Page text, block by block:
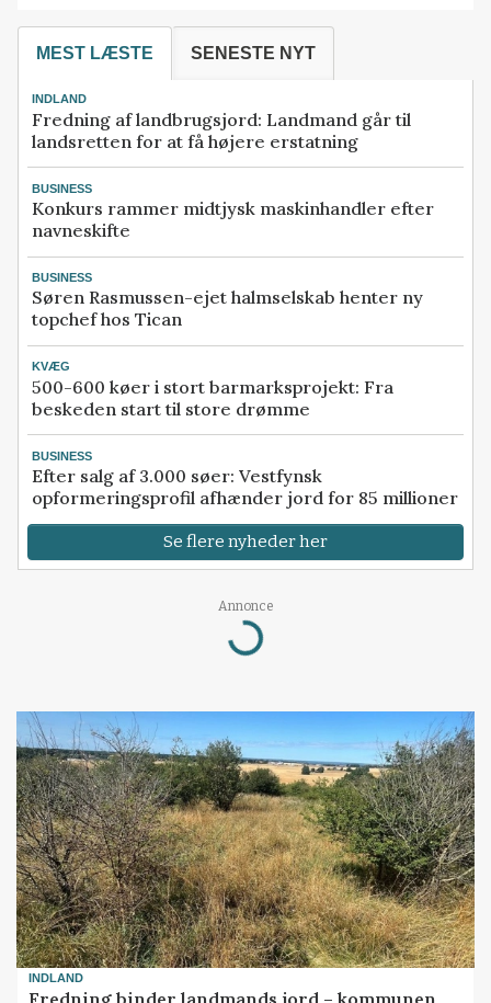
MEST LÆSTE SENESTE NYT
INDLAND
Fredning af landbrugsjord: Landmand går til
landsretten for at få højere erstatning
BUSINESS
Konkurs rammer midtjysk maskinhandler efter
navneskifte
BUSINESS
Søren Rasmussen-ejet halmselskab henter ny
topchef hos Tican
KVÆG
500-600 køer i stort barmarksprojekt: Fra
beskeden start til store drømme
BUSINESS
Efter salg af 3.000 søer: Vestfynsk
opformeringsprofil afhænder jord for 85 millioner
Se flere nyheder her
Annonce
Loading...
INDLAND
Fredning binder landmands jord – kommunen